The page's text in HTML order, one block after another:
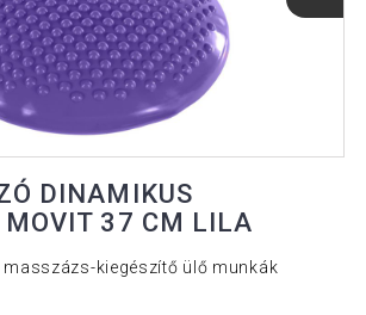
DINAMIKUS
MOVIT 37 CM LILA
kiegészítő ülő munkák